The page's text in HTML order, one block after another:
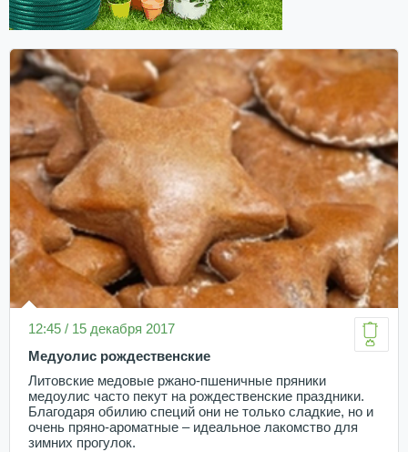
12:45 / 15 декабря 2017
Медуолис рождественские
Литовские медовые ржано-пшеничные пряники
медоулис часто пекут на рождественские праздники.
Благодаря обилию специй они не только сладкие, но и
очень пряно-ароматные – идеальное лакомство для
зимних прогулок.